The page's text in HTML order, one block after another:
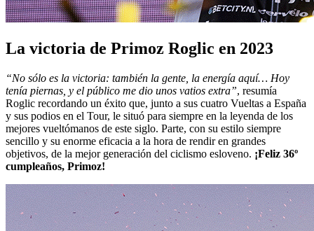
La victoria de Primoz Roglic en 2023
“No sólo es la victoria: también la gente, la energía aquí… Hoy
tenía piernas, y el público me dio unos vatios extra”, resumía
Roglic recordando un éxito que, junto a sus cuatro Vueltas a España
y sus podios en el Tour, le situó para siempre en la leyenda de los
mejores vueltómanos de este siglo. Parte, con su estilo siempre
sencillo y su enorme eficacia a la hora de rendir en grandes
objetivos, de la mejor generación del ciclismo esloveno. ¡Feliz 36º
cumpleaños, Primoz!